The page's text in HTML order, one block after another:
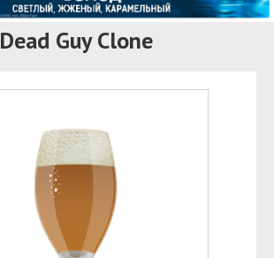
Dead Guy Clone